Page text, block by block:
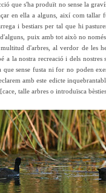
que s'ha produït no sense la
en ella a alguns, així com tallar
i bestiars per tal que hi
puix amb tot això no
d'arbres, al verdor de les
a la nostra recreació i dels
que sense fusta ni for no poden
amb este edicte
talle arbres o introduïsca bèst